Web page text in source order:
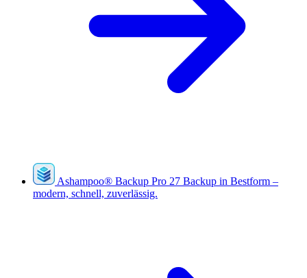
Ashampoo® Backup Pro 27 Backup in Bestform –
modern, schnell, zuverlässig.